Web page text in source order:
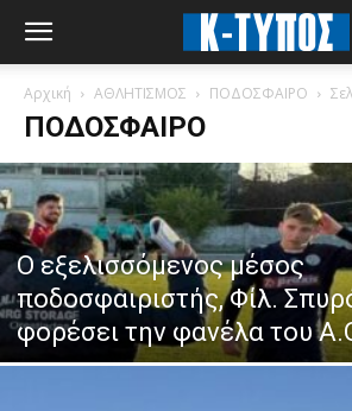
Αρχική ΑΘΛΗΤΙΣΜΟΣ ΠΟΔΟΣΦΑΙΡΟ
ΠΟΔΟΣΦΑΙΡΟ
Ο εξελισσόμενος μέσος
ποδοσφαιριστής, Φίλ.
φορέσει την φανέλα του